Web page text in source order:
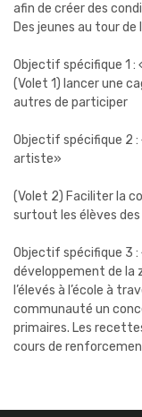
afin de créer des
Des jeunes au tour
Objectif spécifique 1 :
(Volet 1) lancer une
autres de participer
Objectif spécifique 2 :
artiste»
(Volet 2) Faciliter la
surtout les élèves
Objectif spécifique 3 :
développement de la
l’élevés à l’école à
communauté un
primaires. Les
cours de